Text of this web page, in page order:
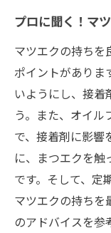
プロに聞く！マ
マツエクの持ちを
ポイントがありま
いようにし、接着
う。また、オイル
で、接着剤に影響
に、まつエクを
です。そして、定
マツエクの持ちを
のアドバイスを参